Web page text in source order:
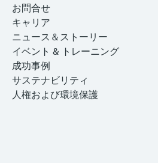
お問合せ
キャリア
ニュース＆ストーリー
イベント & トレーニング
成功事例
サステナビリティ
人権および環境保護